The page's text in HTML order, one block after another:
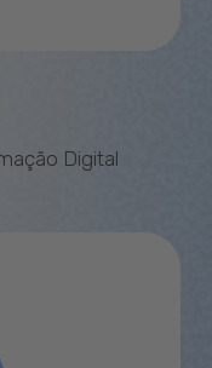
Digital